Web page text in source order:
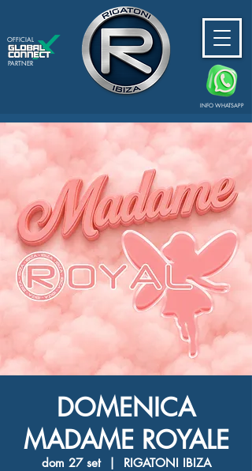
PARTNER
OFFICIAL
INFO WHATSAPP
DOMENICA
MADAME ROYALE
dom 27 set
  |
RIGATONI IBIZA